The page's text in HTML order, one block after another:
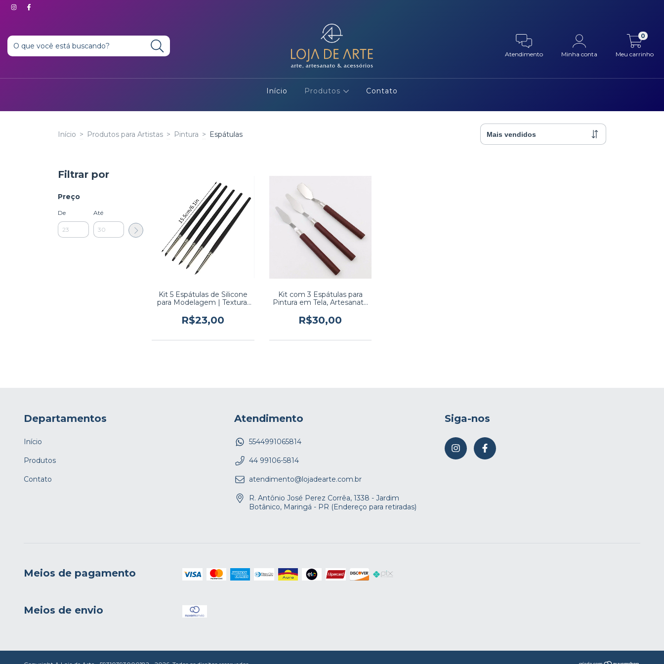
Atendimento Minha conta Meu carrinho
0
Início Produtos Contato
Início > Produtos para Artistas > Pintura > Espátulas
Filtrar por
Preço
De Até
Kit 5 Espátulas de Silicone
para Modelagem | Textura,
Artesanato
R$23,00
Kit com 3 Espátulas para
Pintura em Tela, Artesanato
R$30,00
Departamentos
Início
Produtos
Contato
Atendimento
5544991065814
44 99106-5814
atendimento@lojadearte.com.br
R. Antônio José Perez Corrêa, 1338 - Jardim
Botânico, Maringá - PR (Endereço para retiradas)
Siga-nos
Meios de pagamento
Meios de envio